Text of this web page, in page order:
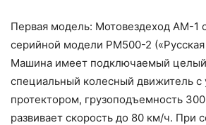
Первая модель: Мотовездеход АМ-1
серийной модели РМ500-2 («Русская
Машина имеет подключаемый
специальный колесный движитель
протектором, грузоподъемность
развивает скорость до 80 км/ч. При